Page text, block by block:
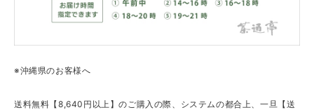
※沖縄県のお客様へ
送料無料【8,640円以上】のご購入の際、システムの都合上、一旦【送